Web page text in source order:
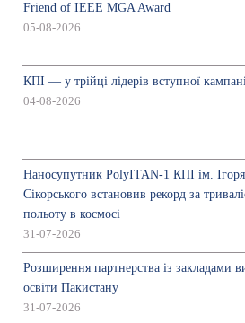
Friend of IEEE MGA Award
05-08-2026
КПІ — у трійці лідерів вступної
04-08-2026
Наносупутник PolyITAN-1 КПІ ім. Ігоря
Сікорського встановив рекорд за
польоту в космосі
31-07-2026
Розширення партнерства із закладами
освіти Пакистану
31-07-2026